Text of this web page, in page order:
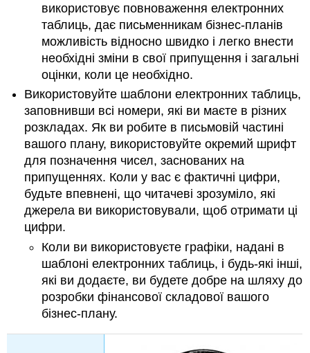
використовує повноваження електронних
таблиць, дає письменникам бізнес-планів
можливість відносно швидко і легко внести
необхідні зміни в свої припущення і загальні
оцінки, коли це необхідно.
Використовуйте шаблони електронних таблиць,
заповнивши всі номери, які ви маєте в різних
розкладах. Як ви робите в письмовій частині
вашого плану, використовуйте окремий шрифт
для позначення чисел, заснованих на
припущеннях. Коли у вас є фактичні цифри,
будьте впевнені, що читачеві зрозуміло, які
джерела ви використовували, щоб отримати ці
цифри.
Коли ви використовуєте графіки, надані в
шаблоні електронних таблиць, і будь-які інші,
які ви додаєте, ви будете добре на шляху до
розробки фінансової складової вашого
бізнес-плану.